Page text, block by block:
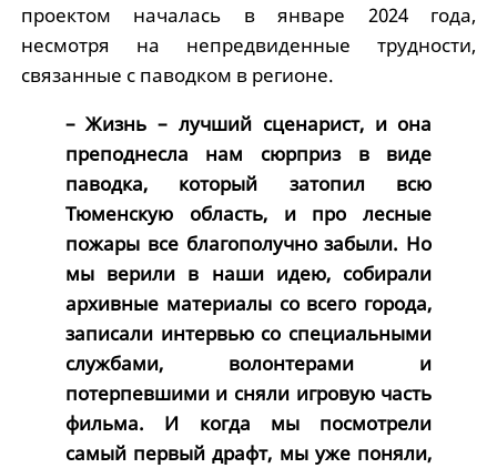
проектом началась в январе 2024 года,
несмотря на непредвиденные трудности,
связанные с паводком в регионе.
– Жизнь – лучший сценарист, и она
преподнесла нам сюрприз в виде
паводка, который затопил всю
Тюменскую область, и про лесные
пожары все благополучно забыли. Но
мы верили в наши идею, собирали
архивные материалы со всего города,
записали интервью со специальными
службами, волонтерами и
потерпевшими и сняли игровую часть
фильма. И когда мы посмотрели
самый первый драфт, мы уже поняли,